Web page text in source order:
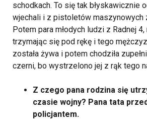
schodkach. To się tak błyskawicznie
wjechali i z pistoletów maszynowych
Potem para młodych ludzi z Radnej
trzymając się pod rękę i tego
została żywa i potem chodziła
czerni, bo wystrzelono jej z rąk tego
Z czego pana rodzina się
czasie wojny? Pana tata
policjantem.